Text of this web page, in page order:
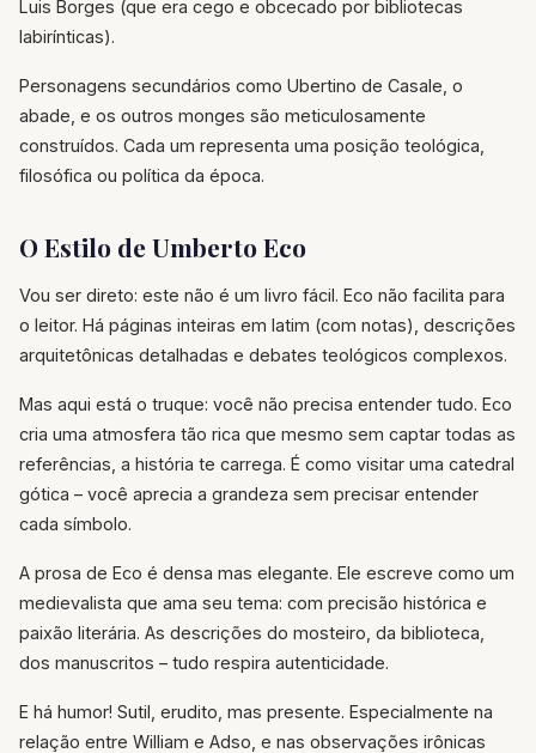
Luis Borges (que era cego e obcecado por bibliotecas
labirínticas).
Personagens secundários como Ubertino de Casale, o
abade, e os outros monges são meticulosamente
construídos. Cada um representa uma posição teológica,
filosófica ou política da época.
O Estilo de Umberto Eco
Vou ser direto: este não é um livro fácil. Eco não facilita para
o leitor. Há páginas inteiras em latim (com notas), descrições
arquitetônicas detalhadas e debates teológicos complexos.
Mas aqui está o truque: você não precisa entender tudo. Eco
cria uma atmosfera tão rica que mesmo sem captar todas as
referências, a história te carrega. É como visitar uma catedral
gótica – você aprecia a grandeza sem precisar entender
cada símbolo.
A prosa de Eco é densa mas elegante. Ele escreve como um
medievalista que ama seu tema: com precisão histórica e
paixão literária. As descrições do mosteiro, da biblioteca,
dos manuscritos – tudo respira autenticidade.
E há humor! Sutil, erudito, mas presente. Especialmente na
relação entre William e Adso, e nas observações irônicas